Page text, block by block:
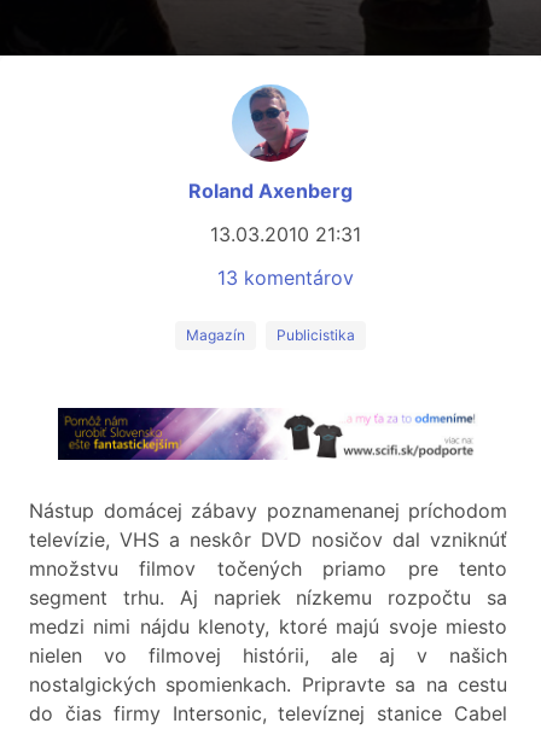
Roland Axenberg
13.03.2010 21:31
13 komentárov
Magazín Publicistika
Nástup domácej zábavy poznamenanej príchodom
televízie, VHS a neskôr DVD nosičov dal vzniknúť
množstvu filmov točených priamo pre tento
segment trhu. Aj napriek nízkemu rozpočtu sa
medzi nimi nájdu klenoty, ktoré majú svoje miesto
nielen vo filmovej histórii, ale aj v našich
nostalgických spomienkach. Pripravte sa na cestu
do čias firmy Intersonic, televíznej stanice Cabel